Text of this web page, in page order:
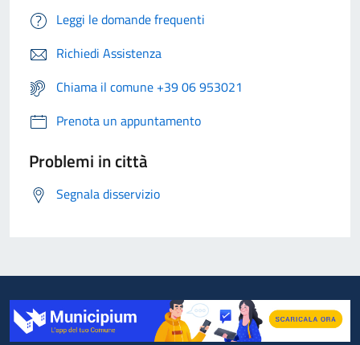
Leggi le domande frequenti
Richiedi Assistenza
Chiama il comune +39 06 953021
Prenota un appuntamento
Problemi in città
Segnala disservizio